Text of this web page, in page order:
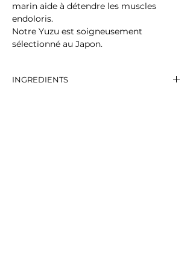
marin aide à détendre les muscles
endoloris.
Notre Yuzu est soigneusement
sélectionné au Japon.
INGREDIENTS